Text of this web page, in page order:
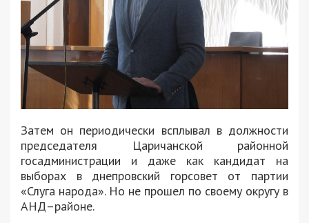
Затем он периодически всплывал в должности
председателя Царичанской районной
госадминистрации и даже как кандидат на
выборах в днепровский горсовет от партии
«Слуга народа». Но не прошел по своему округу в
АНД–районе.